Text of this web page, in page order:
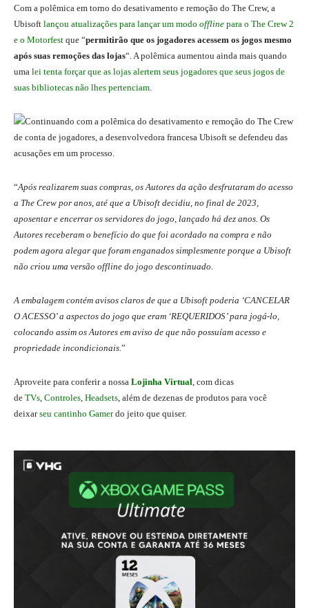
Com a polêmica em torno do desativamento e remoção do The Crew, a
Ubisoft lançou atualizações para lançar um modo offline para o The Crew 2
e o Motorfest que “permitirão que os jogadores acessem os jogos mesmo
após suas remoções das lojas“. A polêmica aumentou ainda mais quando
uma lei tenta forçar que as lojas alertem seus jogadores que seus jogos de
suas bibliotecas não lhes pertenciam.
“Após realizarem suas compras, os Autores da ação desfrutaram do acesso
a The Crew por anos, até que a Ubisoft decidiu, no final de 2023,
aposentar e encerrar os servidores do jogo, lançado há dez anos. Os
Autores receberam o benefício do que foi acordado na compra e não
podem agora alegar que foram enganados simplesmente porque a Ubisoft
não criou uma versão offline do jogo descontinuado.
A embalagem contém avisos claros de que a Ubisoft poderia ‘CANCELAR
O ACESSO’ a aspectos do jogo que eram ‘REQUERIDOS’ para jogá-lo,
colocando assim os Autores em aviso de que não possuíam acesso e
propriedade incondicionais.”
Aproveite para conferir a nossa Lojinha Virtual, com dicas
de TVs, Controles, Headsets, além de dezenas de produtos para você
deixarseu cantinho Gamerdo jeito que quiser.